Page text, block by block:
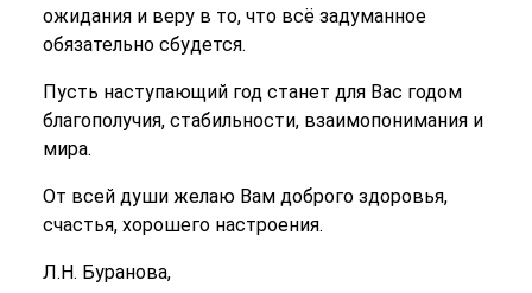
ожидания и веру в то, что всё задуманное
обязательно сбудется.
Пусть наступающий год станет для Вас годом
благополучия, стабильности, взаимопонимания и
мира.
От всей души желаю Вам доброго здоровья,
счастья, хорошего настроения.
Л.Н. Буранова,